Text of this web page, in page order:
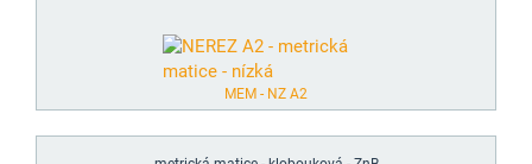
MEM - NZ A2